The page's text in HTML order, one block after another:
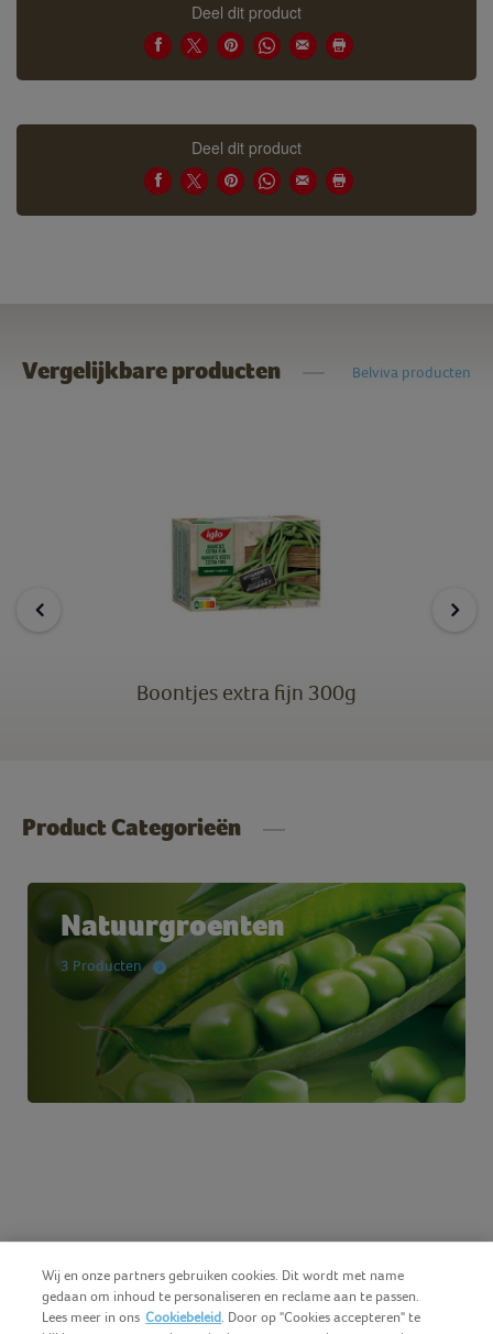
Deel dit product
Deel dit product
Vergelijkbare producten Belviva producten
Boontjes extra fijn 300g
Product Categorieën
Natuurgroenten
3 Producten
Wij en onze partners gebruiken cookies. Dit wordt met name
gedaan om inhoud te personaliseren en reclame aan te passen.
Lees meer in ons Cookiebeleid. Door op "Cookies accepteren" te